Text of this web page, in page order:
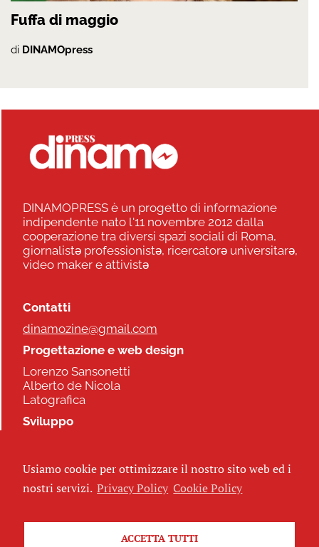
Fuffa di maggio
di DINAMOpress
DINAMOPRESS è un progetto di informazione
indipendente nato l'11 novembre 2012 dalla
cooperazione tra diversi spazi sociali di Roma,
giornalistə professionistə, ricercatorə universitarə,
video maker e attivistə
Contatti
dinamozine@gmail.com
Progettazione e web design
Lorenzo Sansonetti
Alberto de Nicola
Latografica
Sviluppo
Seguici
Usiamo cookie per ottimizzare il nostro sito web ed i
nostri servizi. Privacy Policy Cookie Policy
ACCETTA TUTTI